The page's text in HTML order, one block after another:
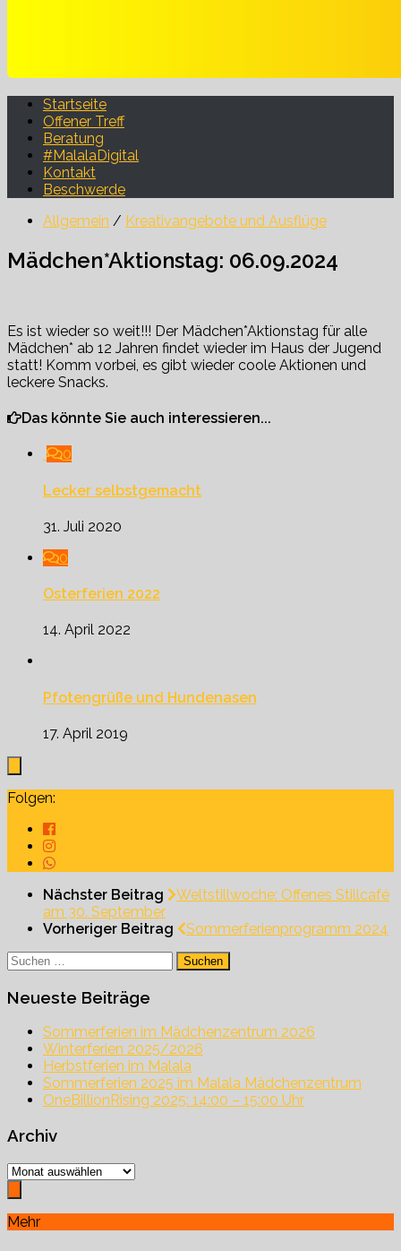
Startseite
Offener Treff
Beratung
#MalalaDigital
Kontakt
Beschwerde
Allgemein / Kreativangebote und Ausflüge
Mädchen*Aktionstag: 06.09.2024
Es ist wieder so weit!!! Der Mädchen*Aktionstag für alle
Mädchen* ab 12 Jahren findet wieder im Haus der Jugend
statt! Komm vorbei, es gibt wieder coole Aktionen und
leckere Snacks.
Das könnte Sie auch interessieren...
0
Lecker selbstgemacht
31. Juli 2020
0
Osterferien 2022
14. April 2022
Pfotengrüße und Hundenasen
17. April 2019
Folgen:
Nächster Beitrag
Weltstillwoche: Offenes Stillcafé
am 30. September
Vorheriger Beitrag
Sommerferienprogramm 2024
Suchen
nach:
Neueste Beiträge
Sommerferien im Mädchenzentrum 2026
Winterferien 2025/2026
Herbstferien im Malala
Sommerferien 2025 im Malala Mädchenzentrum
OneBillionRising 2025: 14:00 – 15:00 Uhr
Archiv
Archiv
Mehr